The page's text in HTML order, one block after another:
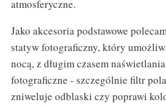
atmosferyczne.
Jako akcesoria podstawowe
statyw fotograficzny, który
nocą, z długim czasem
fotograficzne - szczególnie filtr
zniweluje odblaski czy poprawi